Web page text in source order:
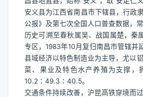
安义县为江西省南昌市下辖县，行政
公报》及第七次全国人口普查数据，
历史可溯至春秋属吴、战国属楚，秦
专区，1983年10月复归南昌市管辖并
县域经济以特色制造业为主导，尤以
菜、果业及特色水产养殖为支撑，
10.2∶49.3∶40.5。
交通条件持续改善，沪昆高铁穿境而